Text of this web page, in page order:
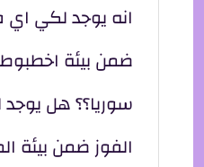
انه يوجد لكي
ضمن بيئة
سوريا؟؟ هل
الفوز ضمن بيئة